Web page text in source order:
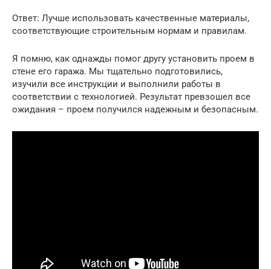
Ответ: Лучше использовать качественные материалы,
соответствующие строительным нормам и правилам.
Я помню, как однажды помог другу установить проем в
стене его гаража. Мы тщательно подготовились,
изучили все инструкции и выполнили работы в
соответствии с технологией. Результат превзошел все
ожидания – проем получился надежным и безопасным.